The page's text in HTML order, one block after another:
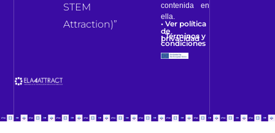
STEM
Attraction)”
contenida en
ella.
• Ver política
de
privacidad
• Términos y
condiciones